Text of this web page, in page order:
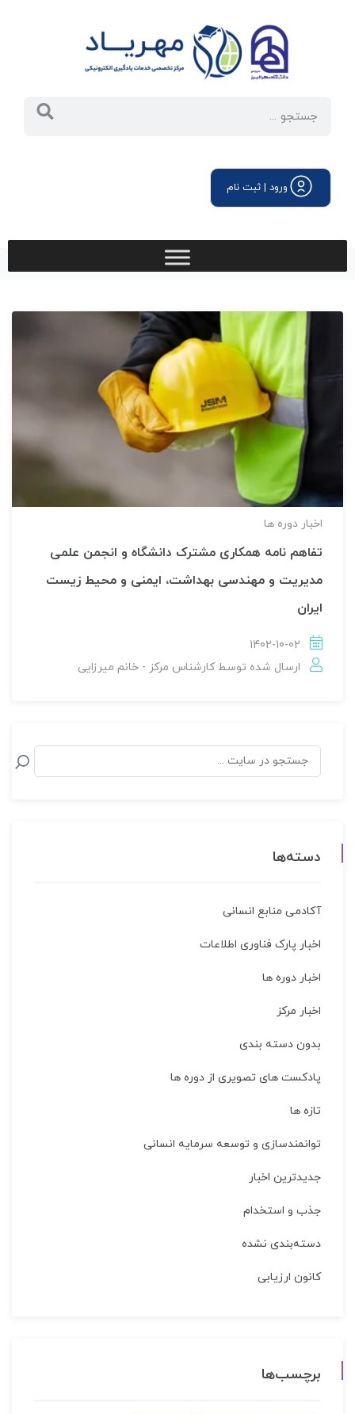
ورود | ثبت نام
اخبار دوره ها
تفاهم نامه همکاری مشترک دانشگاه و انجمن علمی
مدیریت و مهندسی بهداشت، ایمنی و محیط زیست
ایران
1402-10-02
ارسال شده توسطکارشناس مرکز - خانم میرزایی
دسته‌ها
آکادمی منابع انسانی
اخبار پارک فناوری اطلاعات
اخبار دوره ها
اخبار مركز
بدون دسته بندی
پادکست های تصویری از دوره ها
تازه ها
توانمندسازی و توسعه سرمایه انسانی
جدیدترین اخبار
جذب و استخدام
دسته‌بندی نشده
کانون ارزیابی
برچسب‌ها